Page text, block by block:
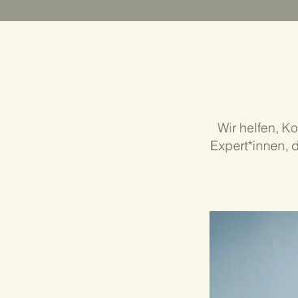
Wir helfen,
Expert*innen,